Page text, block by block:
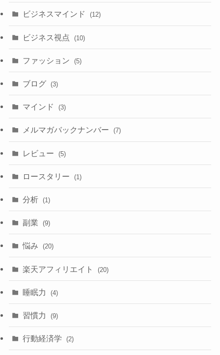
ビジネスマインド (12)
ビジネス視点 (10)
ファッション (5)
ブログ (3)
マインド (3)
メルマガバックナンバー (7)
レビュー (5)
ロースタリー (1)
分析 (1)
副業 (9)
悩み (20)
楽天アフィリエイト (20)
睡眠力 (4)
習慣力 (9)
行動経済学 (2)